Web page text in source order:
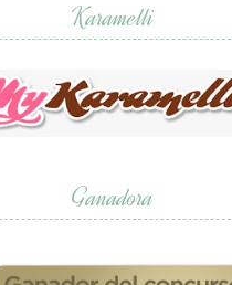
Karamelli
Ganadora